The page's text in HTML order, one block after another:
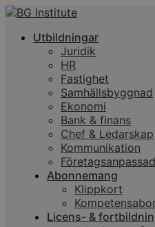
Utbildningar
Juridik
HR
Fastighet
Samhällsbyggnad
Ekonomi
Bank & finans
Chef & Ledarskap
Kommunikation
Abonnemang
Klippkort
Licens- &